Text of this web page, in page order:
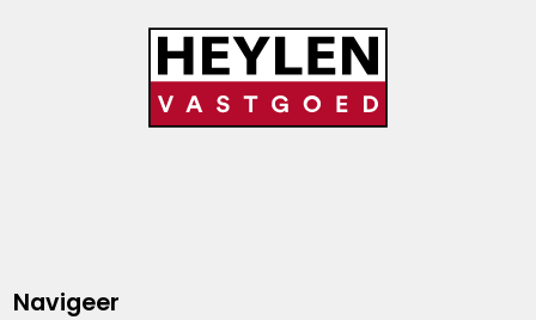
Navigeer